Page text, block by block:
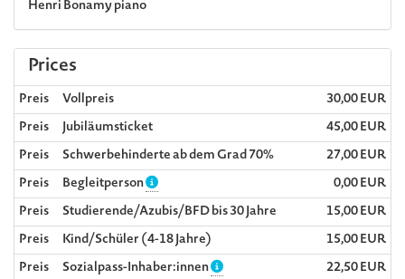
Henri Bonamypiano
Prices
Preis Vollpreis
30,00 EUR
Preis
Jubiläumsticket
45,00 EUR
Preis
Schwerbehinderte ab dem Grad 70%
27,00 EUR
Preis
Begleitperson
0,00 EUR
Preis
Studierende/Azubis/BFD bis 30 Jahre
15,00 EUR
Preis
Kind/Schüler (4-18 Jahre)
15,00 EUR
Preis
Sozialpass-Inhaber:innen 22,50 EUR